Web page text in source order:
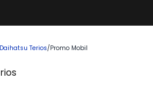
Daihatsu Terios/Promo Mobil